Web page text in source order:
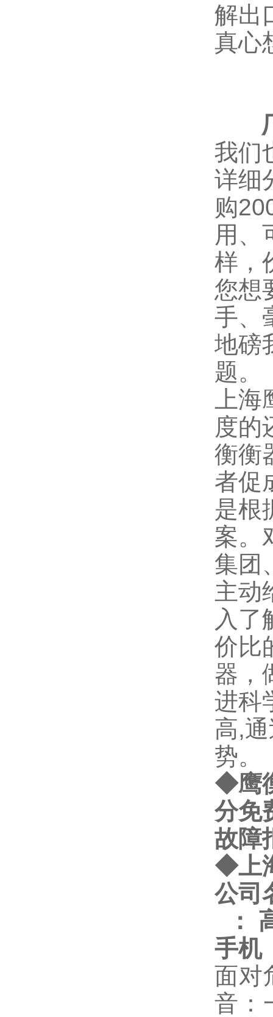
解出
真心
厂
我们
详细
购
用、
样，
您想
手、
地磅
题。
上海
度的
衡衡
者促
是根
案。
集团
主动
入了
价比
器，
进科
高,
势。
◆鹰
分免
故障
◆上
公司
：
手机
面对
音：